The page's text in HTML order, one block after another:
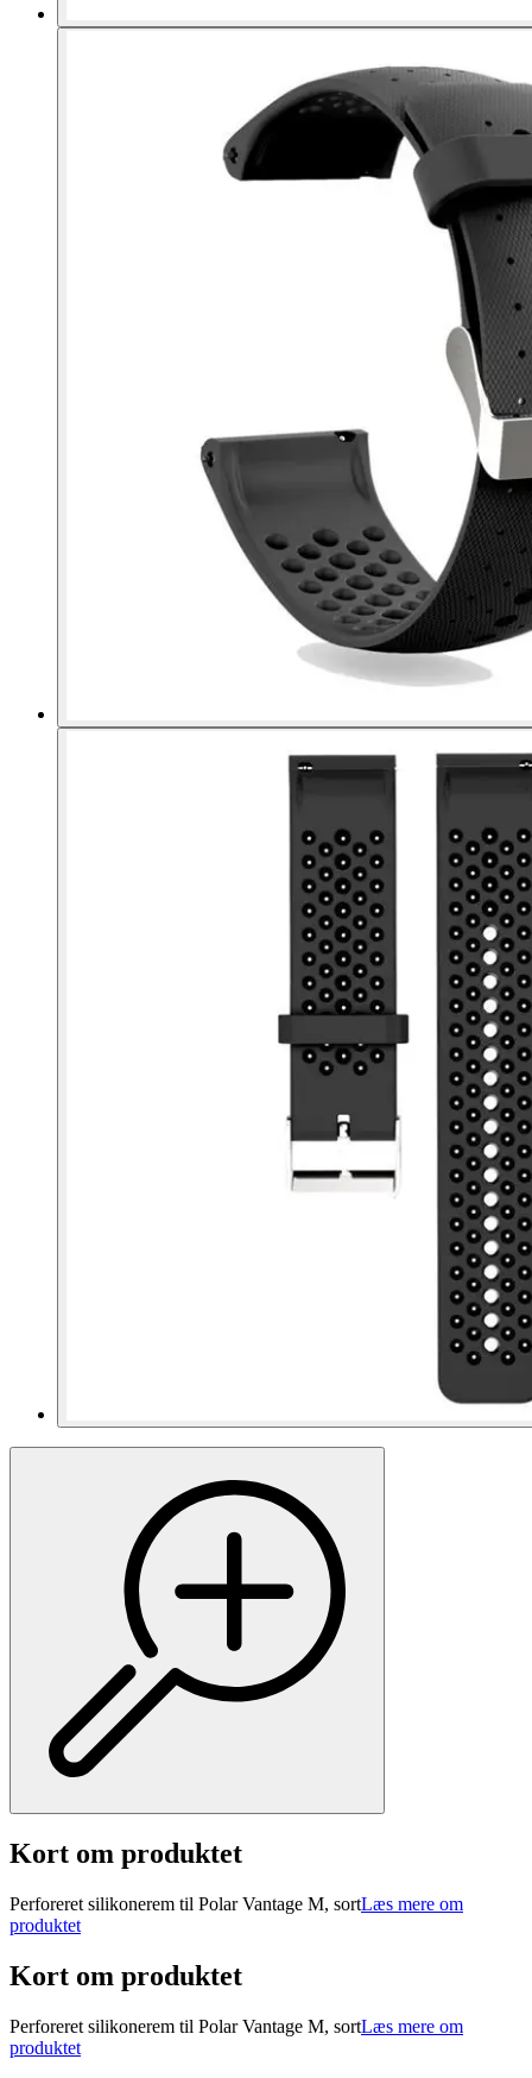
Kort om produktet
Perforeret silikonerem til Polar Vantage M, sortLæs mere om
produktet
Kort om produktet
Perforeret silikonerem til Polar Vantage M, sortLæs mere om
produktet